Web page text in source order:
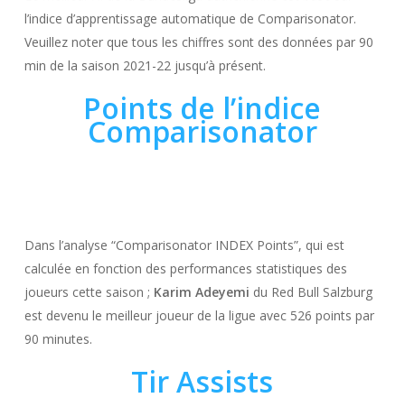
l’indice d’apprentissage automatique de Comparisonator.
Veuillez noter que tous les chiffres sont des données par 90
min de la saison 2021-22 jusqu’à présent.
Points de l’indice
Comparisonator
Dans l’analyse “Comparisonator INDEX Points”, qui est
calculée en fonction des performances statistiques des
joueurs cette saison ; Karim Adeyemi du Red Bull Salzburg
est devenu le meilleur joueur de la ligue avec 526 points par
90 minutes.
Tir Assists